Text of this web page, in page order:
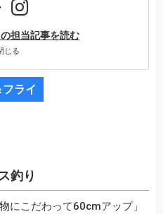
担当記事を読む
じる
ライ
釣り
にこだわって60cmアップ」